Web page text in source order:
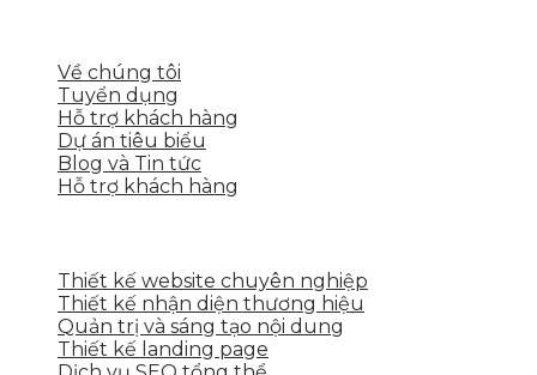
Về chúng tôi
Tuyển dụng
Hỗ trợ khách hàng
Dự án tiêu biểu
Blog và Tin tức
Hỗ trợ khách hàng
Thiết kế website chuyên nghiệp
Thiết kế nhận diện thương hiệu
Quản trị và sáng tạo nội dung
Thiết kế landing page